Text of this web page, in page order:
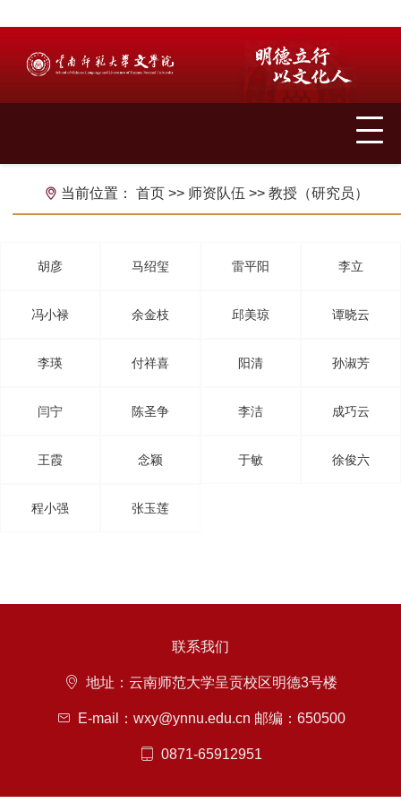
当前位置： 首页 >> 师资队伍 >> 教授（研究员）
胡彦 马绍玺 雷平阳 李立
冯小禄 余金枝 邱美琼 谭晓云
李瑛 付祥喜 阳清 孙淑芳
闫宁 陈圣争 李洁 成巧云
王霞 念颖 于敏 徐俊六
程小强 张玉莲
联系我们
地址：云南师范大学呈贡校区明德3号楼
E-mail：wxy@ynnu.edu.cn 邮编：650500
0871-65912951
常用链接